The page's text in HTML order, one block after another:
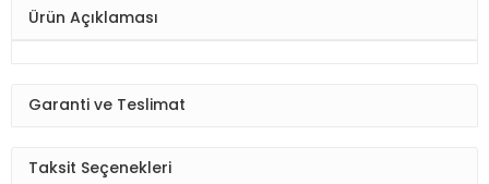
Ürün Açıklaması
Garanti ve Teslimat
Taksit Seçenekleri